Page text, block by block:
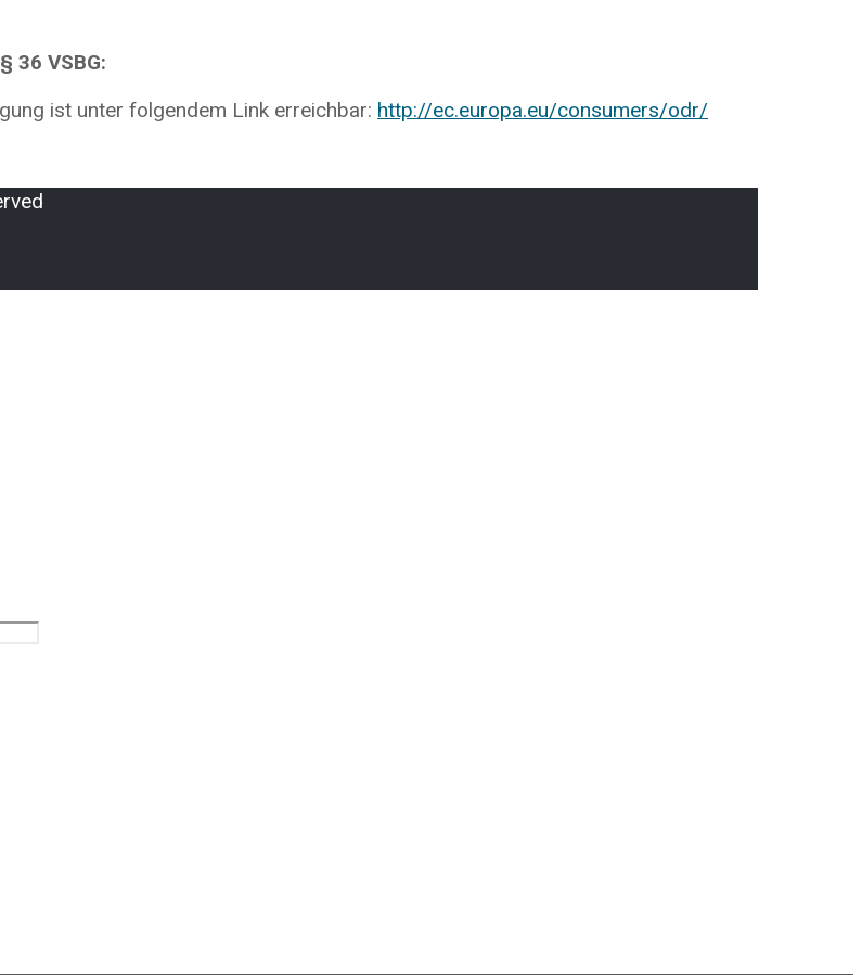
36 VSBG:
ist unter folgendem Link erreichbar: http://ec.europa.eu/consumers/odr/